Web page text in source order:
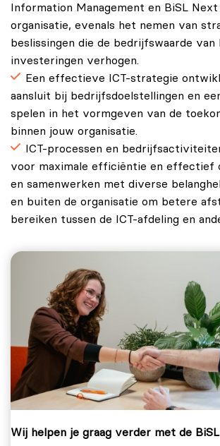
Information Management en BiSL
organisatie, evenals het nemen van
beslissingen die de bedrijfswaarde van
investeringen verhogen.
Een effectieve ICT-strategie
aansluit bij bedrijfsdoelstellingen en
spelen in het vormgeven van de
binnen jouw organisatie.
ICT-processen en
voor maximale efficiëntie en effectief
en samenwerken met diverse
en buiten de organisatie om betere
bereiken tussen de ICT-afdeling en
Wij helpen je graag verder met de